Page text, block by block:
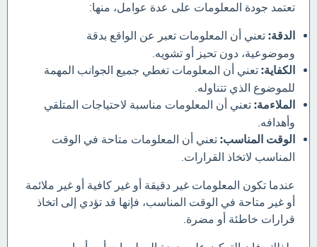
تعتمد جودة المعلومات على عدة عوامل، منها:
الدقة: تعني أن المعلومات تعبر عن الواقع بدقة
وموضوعية، دون تحيز أو تشويه.
الكفاية: تعني أن المعلومات تغطي جميع الجوانب المهمة
للموضوع الذي تتناوله.
الملاءمة: تعني أن المعلومات مناسبة لاحتياجات المتلقي
وأهدافه.
الوقت المناسب: تعني أن المعلومات متاحة في الوقت
المناسب لاتخاذ القرارات.
عندما تكون المعلومات غير دقيقة أو غير كافية أو غير ملائمة
أو غير متاحة في الوقت المناسب، فإنها قد تؤدي إلى اتخاذ
قرارات خاطئة أو مضرة.